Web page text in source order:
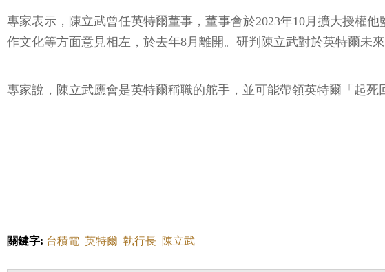
專家表示，陳立武曾任英特爾董事，董事會於2023年10月擴大授權
作文化等方面意見相左，於去年8月離開。研判陳立武對於英特爾未
專家說，陳立武應會是英特爾稱職的舵手，並可能帶領英特爾「起
關鍵字: 台積電 英特爾 執行長 陳立武